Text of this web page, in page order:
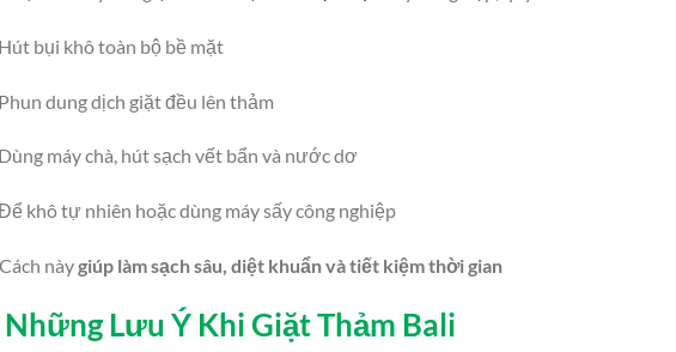
Hút bụi khô toàn bộ bề mặt
Phun dung dịch giặt đều lên thảm
Dùng máy chà, hút sạch vết bẩn và nước dơ
khô tự nhiên hoặc dùng máy sấy công nghiệp
Cách nàygiúp làm sạch sâu, diệt khuẩn và tiết kiệm thời gian
Những Lưu Ý Khi Giặt Thảm Bali